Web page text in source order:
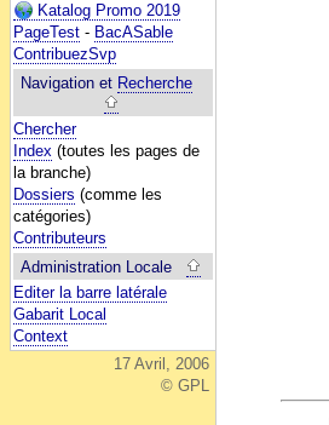
Katalog Promo 2019
PageTest - BacASable
ContribuezSvp
Navigation et Recherche
Chercher
Index (toutes les pages de
la branche)
Dossiers (comme les
catégories)
Contributeurs
Administration Locale
Editer la barre latérale
Gabarit Local
Context
17 Avril, 2006
© GPL